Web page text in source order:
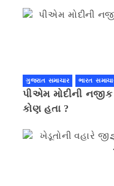
ગુજરાત સમાચાર ભારત
પીએમ મોદીની
કોણ હતા ?